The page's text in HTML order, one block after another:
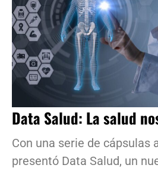
Data Salud: La salud
Con una serie de cápsulas
presentó Data Salud, un